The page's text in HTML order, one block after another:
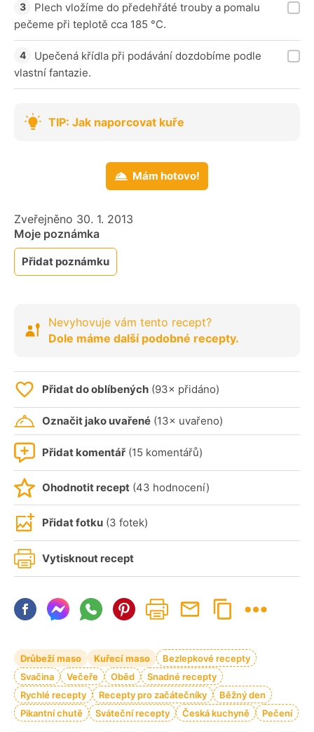
Plech vložíme do předehřáté trouby a pomalu
pečeme při teplotě cca 185 °C.
Upečená křídla při podávání dozdobíme podle
vlastní fantazie.
TIP: Jak naporcovat kuře
Mám hotovo!
Zveřejněno 30. 1. 2013
Moje poznámka
Přidat poznámku
Nevyhovuje vám tento recept?
Dole máme další podobné recepty.
Přidat do oblíbených (93× přidáno)
Označit jako uvařené (13× uvařeno)
Přidat komentář (15 komentářů)
Ohodnotit recept (43 hodnocení)
Přidat fotku (3 fotek)
Vytisknout recept
Drůbeží maso Kuřecí maso
Bezlepkové recepty
Svačina
Večeře Oběd
Snadné recepty
Rychlé recepty
Recepty pro začátečníky
Běžný den
Pikantní chutě
Sváteční recepty Česká kuchyně Pečení